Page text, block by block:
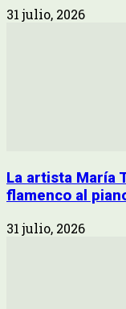
31 julio, 2026
La artista María
flamenco al
31 julio, 2026